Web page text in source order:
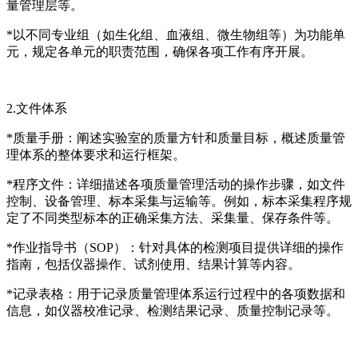
量管理层等。
*以不同专业组（如生化组、血液组、微生物组等）为功能单
元，规定各单元的职责范围，确保各项工作有序开展。
2.文件体系
*质量手册：阐述实验室的质量方针和质量目标，概述质量管
理体系的整体要求和运行框架。
*程序文件：详细描述各项质量管理活动的操作步骤，如文件
控制、设备管理、标本采集与运输等。例如，标本采集程序规
定了不同类型标本的正确采集方法、采集量、保存条件等。
*作业指导书（SOP）：针对具体的检测项目提供详细的操作
指南，包括仪器操作、试剂使用、结果计算等内容。
*记录表格：用于记录质量管理体系运行过程中的各项数据和
信息，如仪器校准记录、检测结果记录、质量控制记录等。